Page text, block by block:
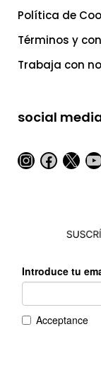
Política de
Términos y
Trabaja con
social
X